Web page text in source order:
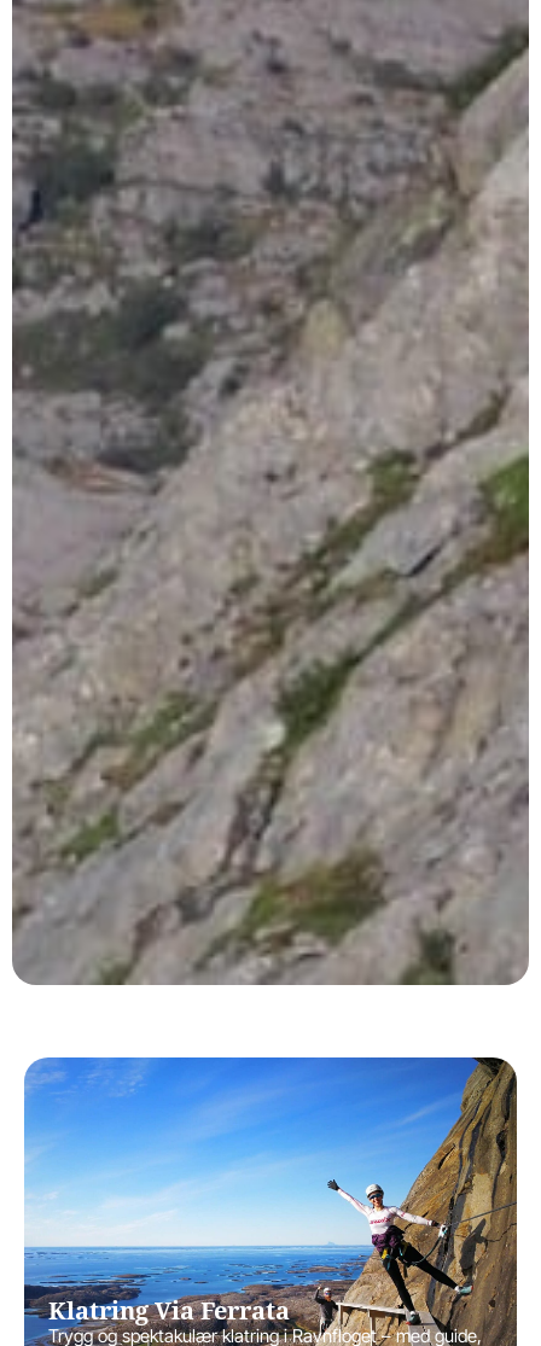
Klatring Via Ferrata
Trygg og spektakulær klatring i Ravnfloget – med guide,